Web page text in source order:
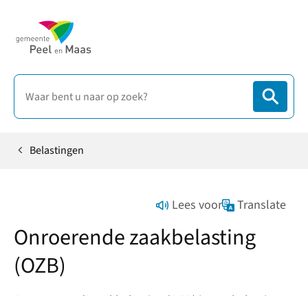
HomeBelastingen
Lees voor Translate
Onroerende zaakbelasting
(OZB)